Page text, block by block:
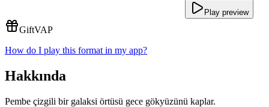
Play preview
GiftVAP
How do I play this format in my app?
Hakkında
Pembe çizgili bir galaksi örtüsü gece gökyüzünü kaplar.